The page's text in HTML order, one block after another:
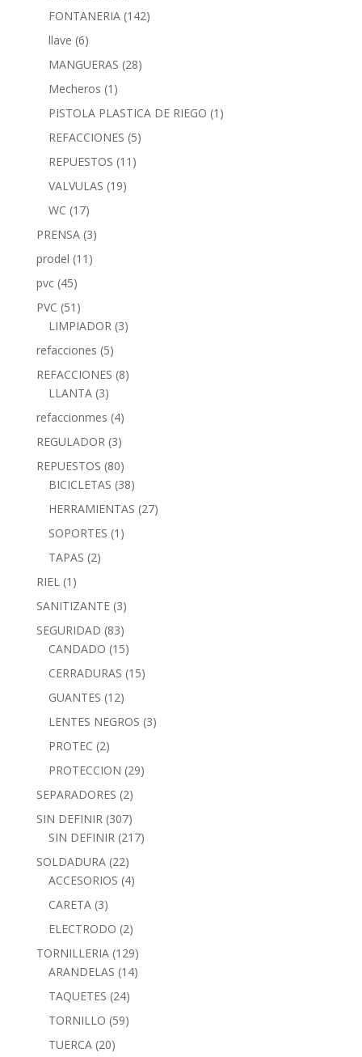
FONTANERIA (142)
llave (6)
MANGUERAS (28)
Mecheros (1)
PISTOLA PLASTICA DE RIEGO (1)
REFACCIONES (5)
REPUESTOS (11)
VALVULAS (19)
WC (17)
PRENSA (3)
prodel (11)
pvc (45)
PVC (51)
LIMPIADOR (3)
refacciones (5)
REFACCIONES (8)
LLANTA (3)
refaccionmes (4)
REGULADOR (3)
REPUESTOS (80)
BICICLETAS (38)
HERRAMIENTAS (27)
SOPORTES (1)
TAPAS (2)
RIEL (1)
SANITIZANTE (3)
SEGURIDAD (83)
CANDADO (15)
CERRADURAS (15)
GUANTES (12)
LENTES NEGROS (3)
PROTEC (2)
PROTECCION (29)
SEPARADORES (2)
SIN DEFINIR (307)
SIN DEFINIR (217)
SOLDADURA (22)
ACCESORIOS (4)
CARETA (3)
ELECTRODO (2)
TORNILLERIA (129)
ARANDELAS (14)
TAQUETES (24)
TORNILLO (59)
TUERCA (20)